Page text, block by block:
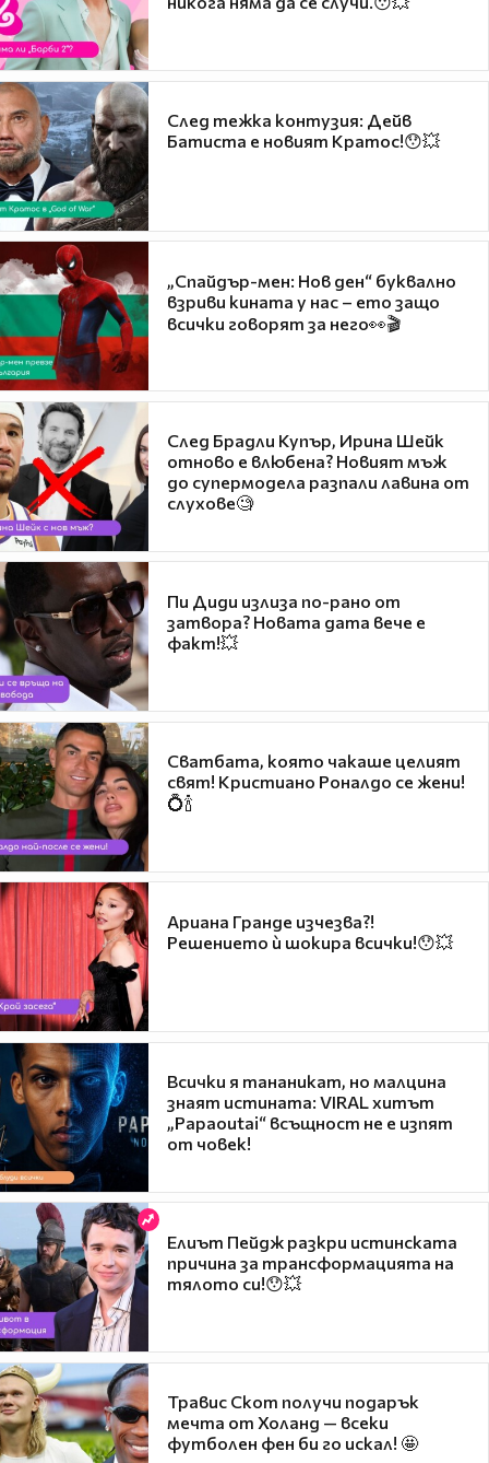
След тежка контузия: Дейв
Батиста е новият Кратос!😯💥
„Спайдър-мен: Нов ден“ буквално
взриви кината у нас – ето защо
всички говорят за него👀🎬
След Брадли Купър, Ирина Шейк
отново е влюбена? Новият мъж
до супермодела разпали лавина от
слухове🧐
Пи Диди излиза по-рано от
затвора? Новата дата вече е
факт!💥
Сватбата, която чакаше целият
свят! Кристиано Роналдо се жени!
💍🍾
Ариана Гранде изчезва?!
Решението ѝ шокира всички!😯💥
Всички я тананикат, но малцина
знаят истината: VIRAL хитът
„Papaoutai“ всъщност не е изпят
от човек!
Елиът Пейдж разкри истинската
причина за трансформацията на
тялото си!😯💥
Травис Скот получи подарък
мечта от Холанд — всеки
футболен фен би го искал! 🤩